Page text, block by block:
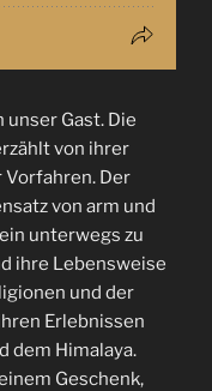
unser Gast. Die
von ihrer
Vorfahren. Der
von arm und
unterwegs zu
ihre Lebensweise
und der
Erlebnissen
dem Himalaya.
Geschenk,